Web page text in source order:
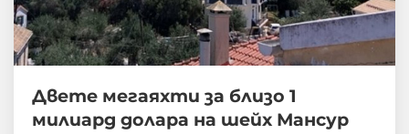
Двете мегаяхти за близо 1
милиард долара на шейх Мансур